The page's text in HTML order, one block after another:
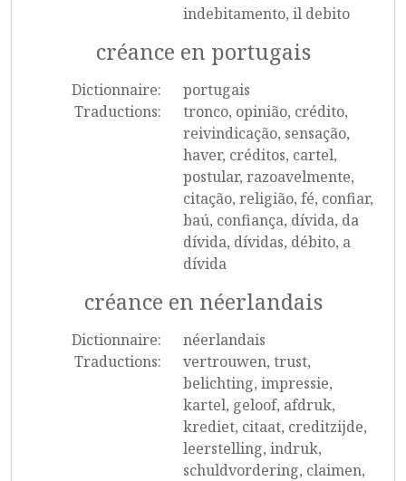
indebitamento, il debito
créance en portugais
Dictionnaire:
portugais
Traductions:
tronco, opinião, crédito,
reivindicação, sensação,
haver, créditos, cartel,
postular, razoavelmente,
citação, religião, fé, confiar,
baú, confiança, dívida, da
dívida, dívidas, débito, a
dívida
créance en néerlandais
Dictionnaire:
néerlandais
Traductions:
vertrouwen, trust,
belichting, impressie,
kartel, geloof, afdruk,
krediet, citaat, creditzijde,
leerstelling, indruk,
schuldvordering, claimen,